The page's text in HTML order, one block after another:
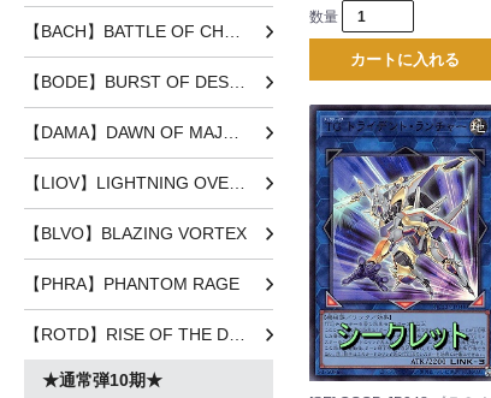
【BLVO】BLAZING VORTEX
【PHRA】PHANTOM RAGE
★通常弾10期★
数量
カートに入れる